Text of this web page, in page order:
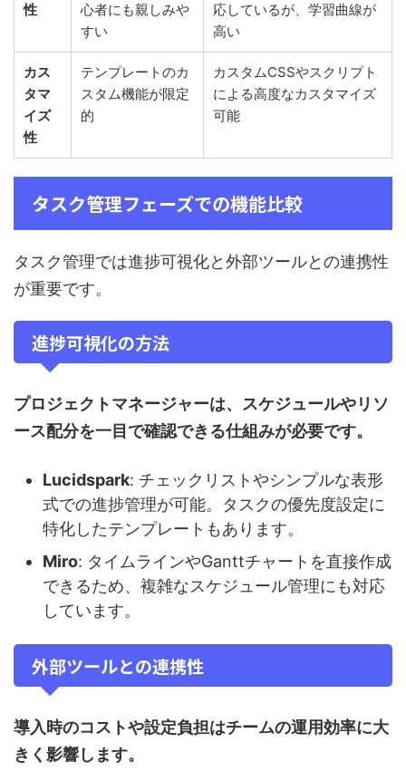
性
心者にも親しみや
すい
応しているが、学習曲線が
高い
カス
タマ
イズ
性
テンプレートのカ
スタム機能が限定
的
カスタムCSSやスクリプト
による高度なカスタマイズ
可能
タスク管理フェーズでの機能比較
タスク管理では進捗可視化と外部ツールとの連携性
が重要です。
進捗可視化の方法
プロジェクトマネージャーは、スケジュールやリソ
ース配分を一目で確認できる仕組みが必要です。
Lucidspark: チェックリストやシンプルな表形
式での進捗管理が可能。タスクの優先度設定に
特化したテンプレートもあります。
Miro: タイムラインやGanttチャートを直接作成
できるため、複雑なスケジュール管理にも対応
しています。
外部ツールとの連携性
導入時のコストや設定負担はチームの運用効率に大
きく影響します。